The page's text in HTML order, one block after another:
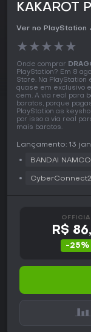
KAKAROT
Ver no PlayStation
★★★★★
Onde comprar
PlayStation? Em 8
Store. Na PlayStation
quase em exclusivo
cem. A via real para
baratos, porque
PlayStation as
por isso a via real
mais baratos.
Lançamento: 13
BANDAI
R$
-25%